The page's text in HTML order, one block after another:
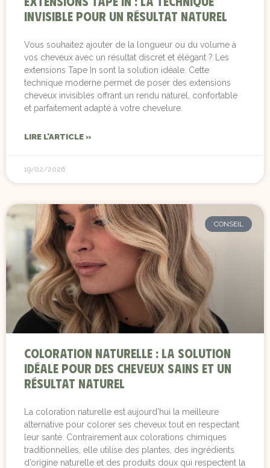
invisible pour un résultat naturel
Vous souhaitez ajouter de la longueur ou du volume à
vos cheveux avec un résultat discret et élégant ? Les
extensions Tape In sont la solution idéale. Cette
technique moderne permet de poser des extensions
cheveux invisibles offrant un rendu naturel, confortable
et parfaitement adapté à votre chevelure.
LIRE L'ARTICLE »
19/02/2026
CONSEIL
Coloration naturelle : la solution
idéale pour des cheveux sains et un
résultat naturel
La coloration naturelle est aujourd’hui la meilleure
alternative pour colorer ses cheveux tout en respectant
leur santé. Contrairement aux colorations chimiques
traditionnelles, elle utilise des plantes, des ingrédients
d’origine naturelle et des produits doux qui respectent la